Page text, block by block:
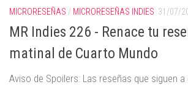
MICRORESEÑAS / MICRORESEÑAS INDIES 31/07/
MR Indies 226 - Renace tu
matinal de Cuarto Mundo
Aviso de Spoilers: Las reseñas que siguen